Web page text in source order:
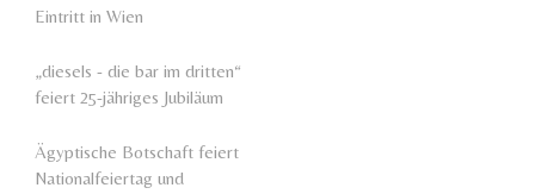
Eintritt in Wien
„diesels - die bar im dritten“
feiert 25-jähriges Jubiläum
Ägyptische Botschaft feiert
Nationalfeiertag und